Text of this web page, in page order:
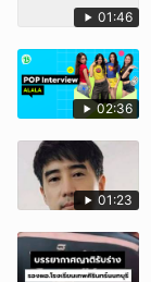
01:46
02:36
01:23